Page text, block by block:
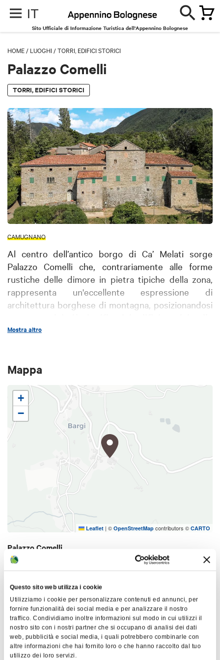
Questo sito web utilizza i cookie
Utilizziamo i cookie per personalizzare contenuti ed annunci, per
fornire funzionalità dei social media e per analizzare il nostro
traffico. Condividiamo inoltre informazioni sul modo in cui utilizzi il
nostro sito con i nostri partner che si occupano di analisi dei dati
web, pubblicità e social media, i quali potrebbero combinarle con
altre informazioni che hai fornito loro o che hanno raccolto dal tuo
utilizzo dei loro servizi.
IT
Sito Ufficiale di Informazione Turistica dell'Appennino Bolognese
HOME / LUOGHI /TORRI, EDIFICI STORICI
Palazzo Comelli
TORRI, EDIFICI STORICI
CAMUGNANO
Al centro dell’antico borgo di Ca’ Melati sorge
Palazzo Comelli che, contrariamente alle forme
rustiche delle dimore in pietra tipiche della zona,
rappresenta un'eccellente espressione di
architettura borghese di montagna, posizionandosi
valle del Reno
Comelli, che vi ha abitato fino alla fine del
Novecento.
La residenza, ampliata durante gli anni dalla ricca
famiglia, si articola attorno a suggestive corti
interne. Rivolta verso la valle, emerge l'imponente
facciata principale del palazzo, caratterizzata da
due avancorpi bassi e un timpano triangolare
centrale, notevole per la presenza dello stemma di
famiglia. Sul lato sud, domina un imponente
orologio solare
un tocco di fascino storico all'edificio.
straordinaria conservazione, che ha permesso di
preservare tutti gli arredi originali al piano nobile.
pietra naturale locale, inclusa l'arenaria e le rocce
ofiolitiche, come attestano le incisioni originali che
ne sottolineano l'autenticità. lungo la strada di
accesso al borgo si trova l’ Oratorio di Santa Maria
in Porcoleedificato nel XIV secolo.
Mostra altro
Mappa
+
−
Leaflet | © OpenStreetMap contributors © CARTO
Palazzo Comelli
Località Ca' Melati
40032 Camugnano
COME ARRIVARE
Interessi